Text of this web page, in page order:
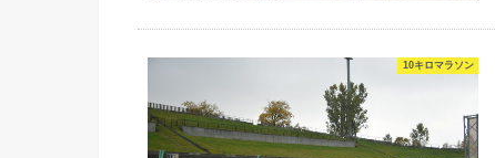
10キロマラソン